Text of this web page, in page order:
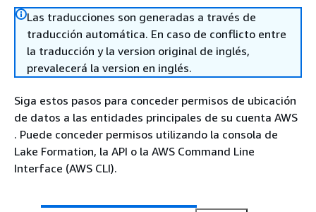
Las traducciones son generadas a través de
traducción automática. En caso de conflicto entre
la traducción y la version original de inglés,
prevalecerá la version en inglés.
Siga estos pasos para conceder permisos de ubicación
de datos a las entidades principales de su cuenta AWS
. Puede conceder permisos utilizando la consola de
Lake Formation, la API o la AWS Command Line
Interface (AWS CLI).